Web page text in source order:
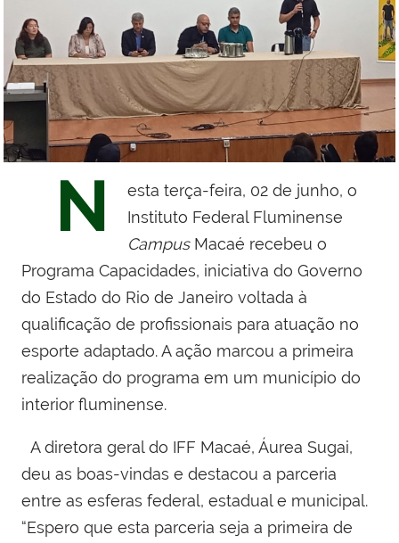
N
esta terça-feira, 02 de junho, o
Instituto Federal Fluminense
CampusMacaé recebeu o
Programa Capacidades, iniciativa do Governo
do Estado do Rio de Janeiro voltada à
qualificação de profissionais para atuação no
esporte adaptado. A ação marcou a primeira
realização do programa em um município do
interior fluminense.
A diretora geral do IFF Macaé, Áurea Sugai,
deu as boas-vindas e destacou a parceria
entre as esferas federal, estadual e municipal.
“Espero que esta parceria seja a primeira de